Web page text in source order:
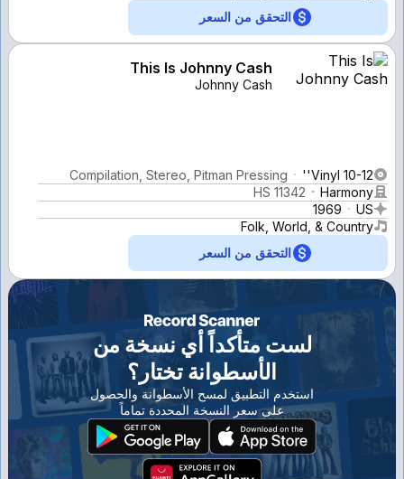
التحقق من السعر
This Is Johnny Cash
Johnny Cash
Vinyl 10-12''
Compilation, Stereo, Pitman Pressing
Harmony
HS 11342
US
1969
Folk, World, & Country
التحقق من السعر
لست متأكداً أي نسخة من
الأسطوانة تختار؟
استخدم التطبيق لمسح الأسطوانة والحصول
على سعر النسخة المحددة تماماً